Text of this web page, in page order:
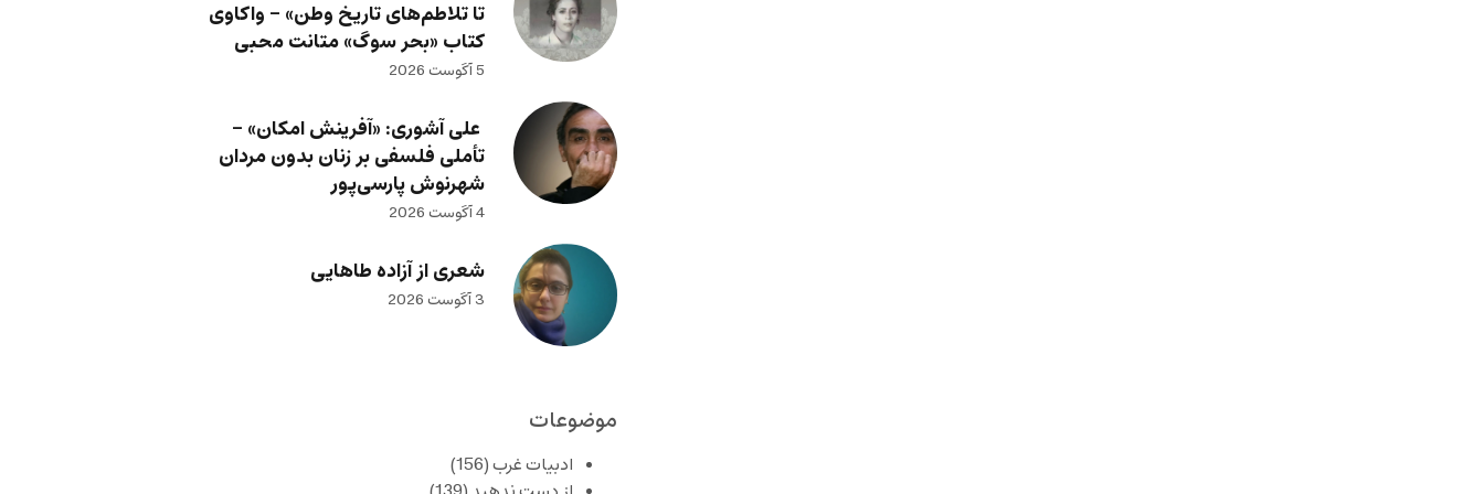
تا تلاطم‌های تاریخ وطن» – واکاوی
کتاب «بحر سوگ» متانت محبی
5 آگوست 2026
علی آشوری: «آفرینش امکان» –
تأملی فلسفی بر زنان بدون مردان
شهرنوش پارسی‌پور
4 آگوست 2026
شعری از آزاده طاهایی
3 آگوست 2026
موضوعات
ادبیات غرب(156)